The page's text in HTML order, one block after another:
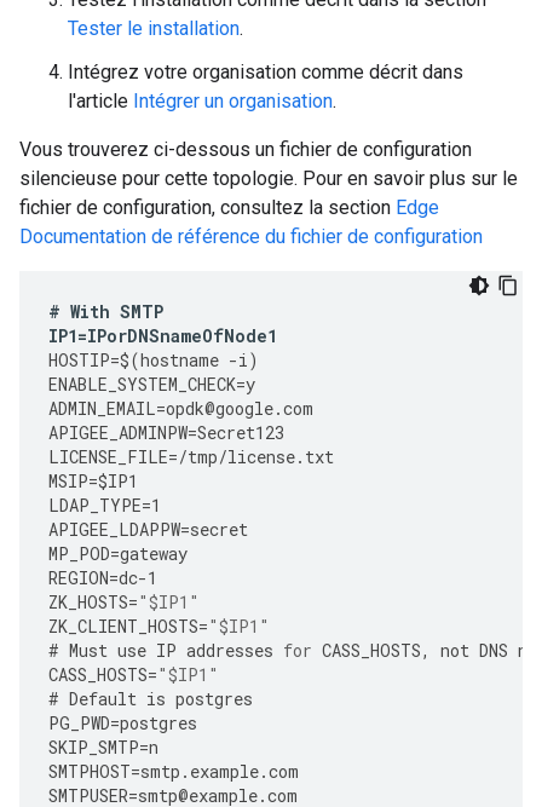
Tester le installation.
Intégrez votre organisation comme décrit dans
l'article Intégrer un organisation.
Vous trouverez ci-dessous un fichier de configuration
silencieuse pour cette topologie. Pour en savoir plus sur le
fichier de configuration, consultez la section Edge
Documentation de référence du fichier de configuration
# With SMTP
IP1=IPorDNSnameOfNode1
HOSTIP=$(hostname -i)
ENABLE_SYSTEM_CHECK=y
ADMIN_EMAIL=opdk@google.com
APIGEE_ADMINPW=Secret123
LICENSE_FILE=/tmp/license.txt
MSIP=$IP1
LDAP_TYPE=1
APIGEE_LDAPPW=secret
MP_POD=gateway
REGION=dc-1
ZK_HOSTS="$IP1"
ZK_CLIENT_HOSTS="$IP1"
# Must use IP addresses for CASS_HOSTS, not DNS
CASS_HOSTS="$IP1"
# Default is postgres
PG_PWD=postgres
SKIP_SMTP=n
SMTPHOST=smtp . example.com
SMTPUSER=smtp@example.com